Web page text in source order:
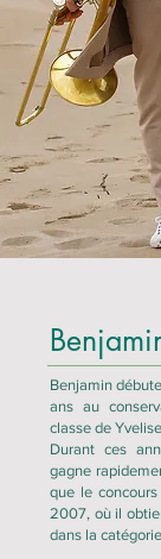
Benjamin
ans au
classe de
Durant ces
gagne
que le
2007, où il
dans la